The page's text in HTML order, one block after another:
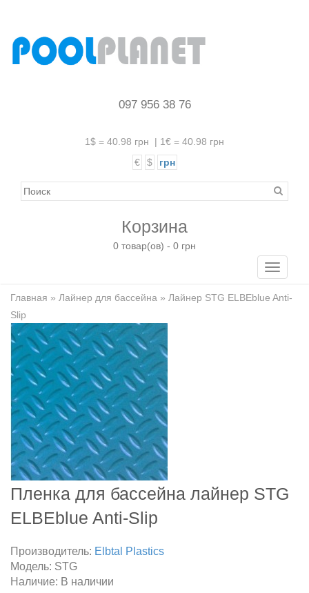
097 956 38 76
1$ = 40.98 грн | 1€ = 40.98 грн
€
$ грн
Корзина
0 товар(ов) - 0 грн
Toggle
Главная » Лайнер для бассейна » Лайнер STG ELBEblue Anti-
Slip
Пленка для бассейна лайнер STG
ELBEblue Anti-Slip
Производитель: Elbtal Plastics
Модель: STG
Наличие: В наличии